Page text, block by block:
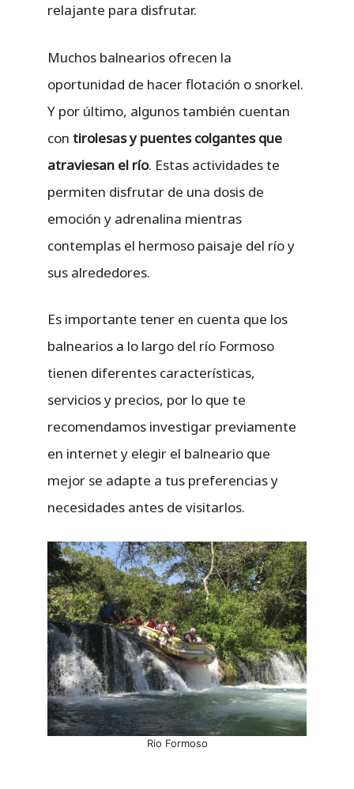
relajante para disfrutar.
Muchos balnearios ofrecen la
oportunidad de hacer flotación o snorkel.
Y por último, algunos también cuentan
con tirolesas y puentes colgantes que
atraviesan el río. Estas actividades te
permiten disfrutar de una dosis de
emoción y adrenalina mientras
contemplas el hermoso paisaje del río y
sus alrededores.
Es importante tener en cuenta que los
balnearios a lo largo del río Formoso
tienen diferentes características,
servicios y precios, por lo que te
recomendamos investigar previamente
en internet y elegir el balneario que
mejor se adapte a tus preferencias y
necesidades antes de visitarlos.
Rio Formoso